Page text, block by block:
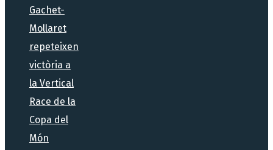
Gachet-
Mollaret
repeteixen
victòria a
la Vertical
Race de la
Copa del
Món